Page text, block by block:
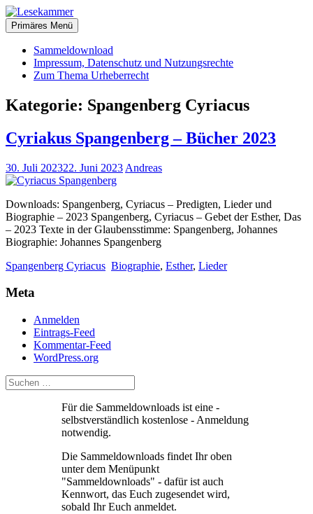
Zum
Inhalt
springen
Lesekammer
christliche Bücher zum kostenlosen Download
Primäres Menü
Sammeldownload
Impressum, Datenschutz und Nutzungsrechte
Zum Thema Urheberrecht
Kategorie: Spangenberg Cyriacus
Cyriakus Spangenberg – Bücher 2023
30. Juli 202322. Juni 2023 Andreas
Downloads: Spangenberg, Cyriacus – Predigten, Lieder und
Biographie – 2023 Spangenberg, Cyriacus – Gebet der Esther, Das
– 2023 Texte in der Glaubensstimme: Spangenberg, Johannes
Biographie: Johannes Spangenberg
Spangenberg Cyriacus Biographie, Esther, Lieder
Meta
Anmelden
Eintrags-Feed
Kommentar-Feed
WordPress.org
Für die Sammeldownloads ist eine -
selbstverständlich kostenlose - Anmeldung
notwendig.
Die Sammeldownloads findet Ihr oben
unter dem Menüpunkt
"Sammeldownloads" - dafür ist auch
Kennwort, das Euch zugesendet wird,
sobald Ihr Euch anmeldet.